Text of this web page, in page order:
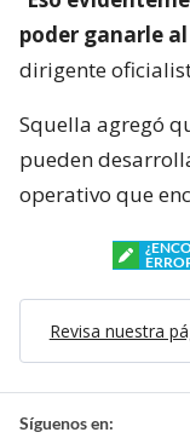
poder ganarle
dirigente
Squella agregó
pueden
operativo que
Revisa nuestra
Síguenos en: